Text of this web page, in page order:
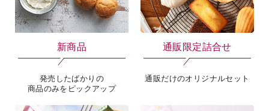
新商品
発売したばかりの
商品のみをピックアップ
通販限定詰合せ
通販だけのオリジナルセット
海外 Overseas shops
Indonesia
Singapore
UAE
Thailand